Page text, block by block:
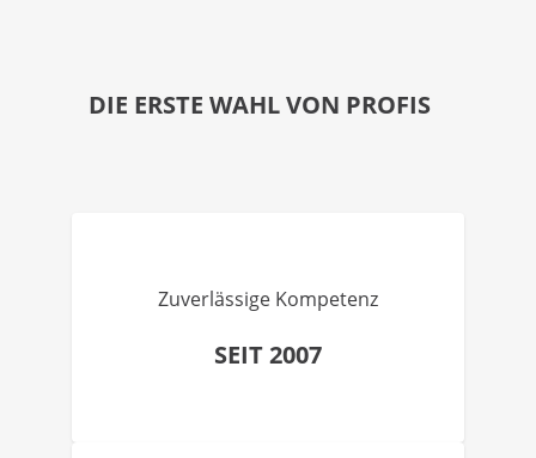
DIE ERSTE WAHL VON PROFIS
Zuverlässige Kompetenz
SEIT 2007